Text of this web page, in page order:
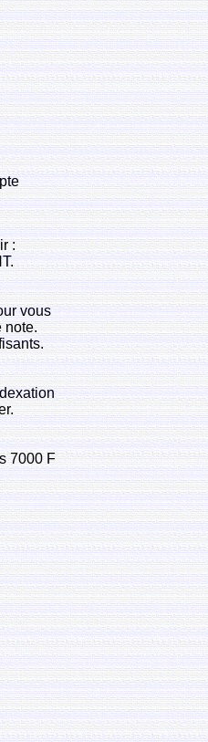
:
vous
note.
7000 F